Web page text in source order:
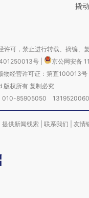
撬
可，禁止进行转载、摘编、
号
京公网安备
物经营许可证：第直100013号
版权所有 复制必究
010-85905050
提供新闻线索 联系我们 友情